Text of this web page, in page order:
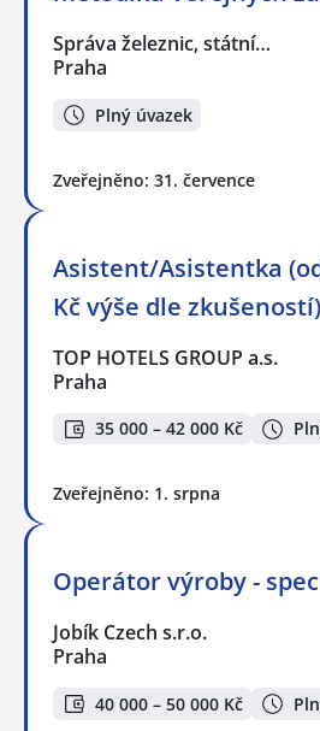
Správa železnic, státní…
Praha
Plný úvazek
Zveřejněno: 31. července
Asistent/Asistentka
Kč výše dle zkušeností)
TOP HOTELS GROUP a.s.
Praha
35 000 – 42 000 Kč
Zveřejněno: 1. srpna
Operátor výroby -
Jobík Czech s.r.o.
Praha
40 000 – 50 000 Kč